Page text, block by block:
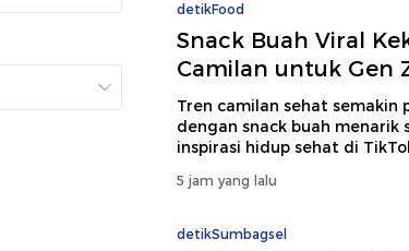
detikFood
Snack Buah Viral
Camilan untuk Gen
Tren camilan sehat semakin
dengan snack buah menarik
inspirasi hidup sehat di
5 jam yang lalu
detikSumbagsel